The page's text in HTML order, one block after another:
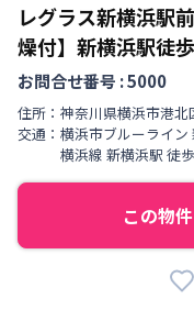
レグラス新横浜駅
燥付】新横浜駅徒
お問合せ番号 :5000
住所： 神奈川県横浜市港北
交通： 横浜市ブルーライン
横浜線 新横浜駅 徒歩
この物